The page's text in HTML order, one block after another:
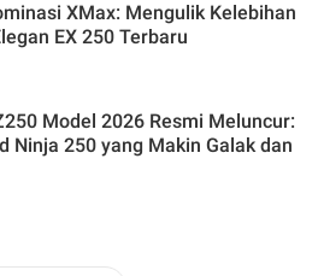
XMax: Mengulik Kelebihan
EX 250 Terbaru
Model 2026 Resmi Meluncur:
Ninja 250 yang Makin Galak dan